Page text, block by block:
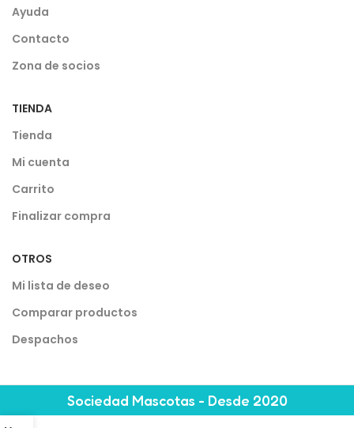
Ayuda
Contacto
Zona de socios
TIENDA
Tienda
Mi cuenta
Carrito
Finalizar compra
OTROS
Mi lista de deseo
Comparar productos
Despachos
Sociedad Mascotas - Desde 2020